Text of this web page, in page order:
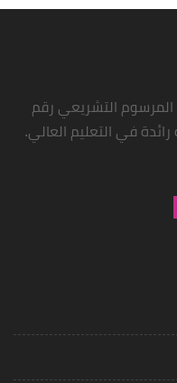
التشريعي رقم